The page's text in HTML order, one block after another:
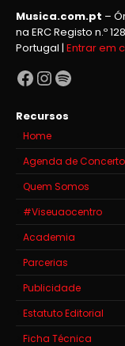
Musica.com.pt –
na ERC Registo n.º
Portugal | Entrar em
Facebook
Instagram
Spotify
Recursos
Home
Agenda de
Quem Somos
#Viseuaocentro
Academia
Parcerias
Publicidade
Estatuto Editorial
Ficha Técnica